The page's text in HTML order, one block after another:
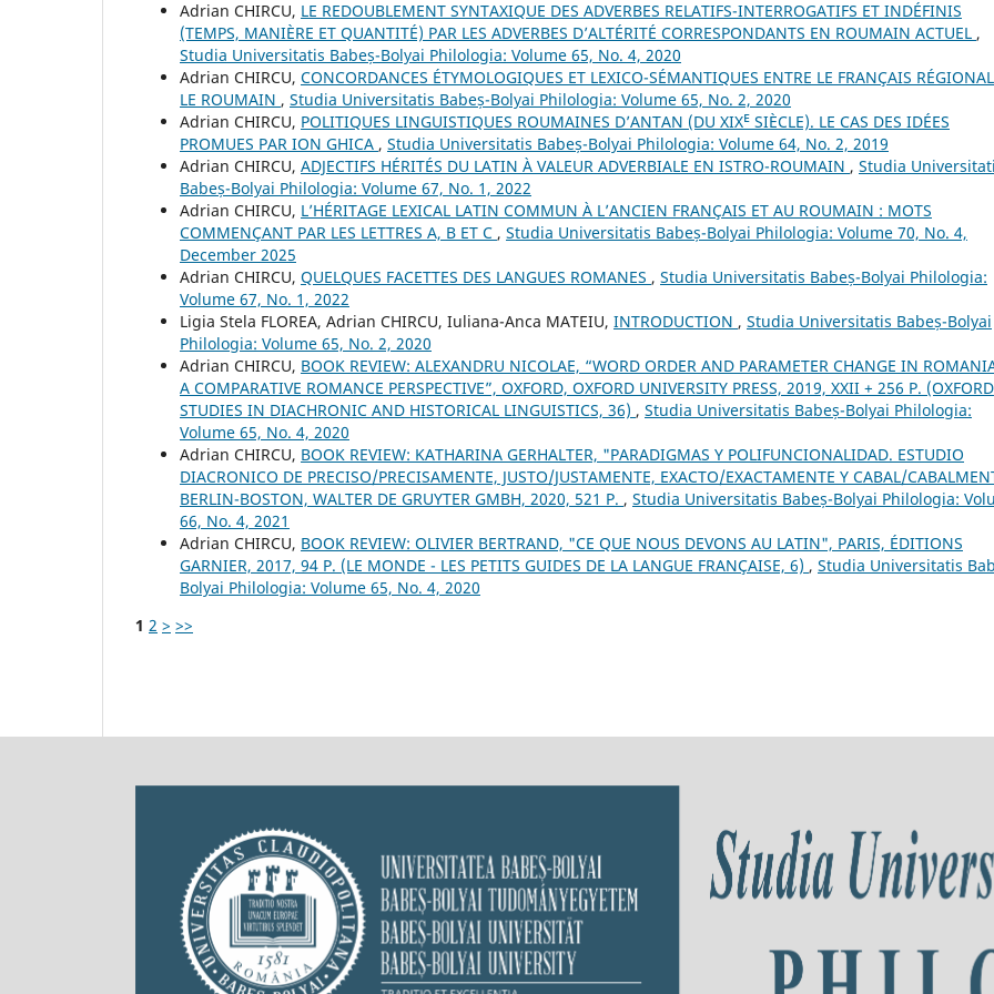
Adrian CHIRCU, LE REDOUBLEMENT SYNTAXIQUE DES ADVERBES RELATIFS-INTERROGATIFS ET INDÉFINIS
(TEMPS, MANIÈRE ET QUANTITÉ) PAR LES ADVERBES D’ALTÉRITÉ CORRESPONDANTS EN ROUMAIN ACTUEL ,
Studia Universitatis Babeș-Bolyai Philologia: Volume 65, No. 4, 2020
Adrian CHIRCU, CONCORDANCES ÉTYMOLOGIQUES ET LEXICO-SÉMANTIQUES ENTRE LE FRANÇAIS
LE ROUMAIN , Studia Universitatis Babeș-Bolyai Philologia: Volume 65, No. 2, 2020
Adrian CHIRCU, POLITIQUES LINGUISTIQUES ROUMAINES D’ANTAN (DU XIXᴱ SIÈCLE). LE CAS DES IDÉES
PROMUES PAR ION GHICA , Studia Universitatis Babeș-Bolyai Philologia: Volume 64, No. 2, 2019
Adrian CHIRCU, ADJECTIFS HÉRITÉS DU LATIN À VALEUR ADVERBIALE EN ISTRO-ROUMAIN , Studia
Babeș-Bolyai Philologia: Volume 67, No. 1, 2022
Adrian CHIRCU, L’HÉRITAGE LEXICAL LATIN COMMUN À L’ANCIEN FRANÇAIS ET AU ROUMAIN : MOTS
COMMENÇANT PAR LES LETTRES A, B ET C , Studia Universitatis Babeș-Bolyai Philologia: Volume 70, No. 4,
December 2025
Adrian CHIRCU, QUELQUES FACETTES DES LANGUES ROMANES , Studia Universitatis Babeș-Bolyai Philologia:
Volume 67, No. 1, 2022
Ligia Stela FLOREA, Adrian CHIRCU, Iuliana-Anca MATEIU, INTRODUCTION , Studia Universitatis Babeș-Bolyai
Philologia: Volume 65, No. 2, 2020
Adrian CHIRCU, BOOK REVIEW: ALEXANDRU NICOLAE, “WORD ORDER AND PARAMETER CHANGE IN
A COMPARATIVE ROMANCE PERSPECTIVE”, OXFORD, OXFORD UNIVERSITY PRESS, 2019, XXII + 256 P. (OXFORD
STUDIES IN DIACHRONIC AND HISTORICAL LINGUISTICS, 36) , Studia Universitatis Babeș-Bolyai Philologia:
Volume 65, No. 4, 2020
Adrian CHIRCU, BOOK REVIEW: KATHARINA GERHALTER, "PARADIGMAS Y POLIFUNCIONALIDAD. ESTUDIO
DIACRONICO DE PRECISO/PRECISAMENTE, JUSTO/JUSTAMENTE, EXACTO/EXACTAMENTE Y CABAL/
BERLIN-BOSTON, WALTER DE GRUYTER GMBH, 2020, 521 P. , Studia Universitatis Babeș-Bolyai Philologia:
66, No. 4, 2021
Adrian CHIRCU, BOOK REVIEW: OLIVIER BERTRAND, "CE QUE NOUS DEVONS AU LATIN", PARIS, ÉDITIONS
GARNIER, 2017, 94 P. (LE MONDE - LES PETITS GUIDES DE LA LANGUE FRANÇAISE, 6) , Studia Universitatis
Bolyai Philologia: Volume 65, No. 4, 2020
1 2 > >>